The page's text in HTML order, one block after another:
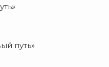
путь»